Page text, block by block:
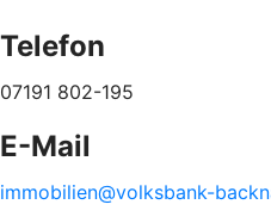
Telefon
07191 802-195
E-Mail
immobilien@volksbank-